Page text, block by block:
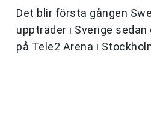
Det blir första gången
uppträder i Sverige
på Tele2 Arena i